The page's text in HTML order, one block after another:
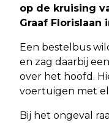
op de kruising
Graaf Florislaan
Een bestelbus
en zag daarbij
over het hoofd.
voertuigen met
Bij het ongeval